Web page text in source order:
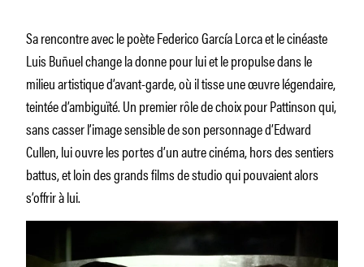
Sa rencontre avec le poète Federico García Lorca et le cinéaste
Luis Buñuel change la donne pour lui et le propulse dans le
milieu artistique d’avant-garde, où il tisse une œuvre légendaire,
teintée d’ambiguïté. Un premier rôle de choix pour Pattinson qui,
sans casser l’image sensible de son personnage d’Edward
Cullen, lui ouvre les portes d’un autre cinéma, hors des sentiers
battus, et loin des grands films de studio qui pouvaient alors
s’offrir à lui.